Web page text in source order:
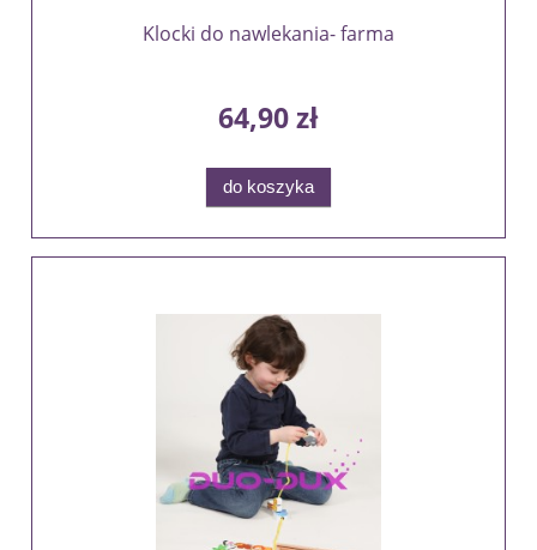
Klocki do nawlekania- farma
64,90 zł
do koszyka